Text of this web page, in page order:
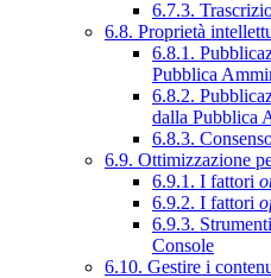
6.7.3.
6.8. Proprietà
6.8.1.
Pubblica
6.8.2.
dalla Pubblica
6.8.3.
6.9. Ottimizzazione
6.9.1. I fattori
6.9.2. I fattori
6.9.3.
Console
6.10. Gestire i